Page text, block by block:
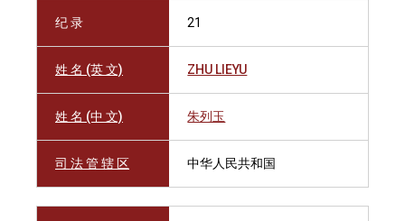
纪 录 21
姓 名 (英 文) ZHU LIEYU
姓 名 (中 文) 朱列玉
司 法 管 辖 区 中华人民共和国